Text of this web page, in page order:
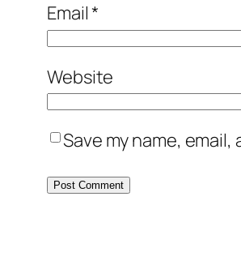
Email*
Website
Save my name,